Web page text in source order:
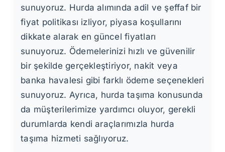
sunuyoruz. Hurda alımında adil ve şeffaf bir
fiyat politikası izliyor, piyasa koşullarını
dikkate alarak en güncel fiyatları
sunuyoruz. Ödemelerinizi hızlı ve güvenilir
bir şekilde gerçekleştiriyor, nakit veya
banka havalesi gibi farklı ödeme seçenekleri
sunuyoruz. Ayrıca, hurda taşıma konusunda
da müşterilerimize yardımcı oluyor, gerekli
durumlarda kendi araçlarımızla hurda
taşıma hizmeti sağlıyoruz.